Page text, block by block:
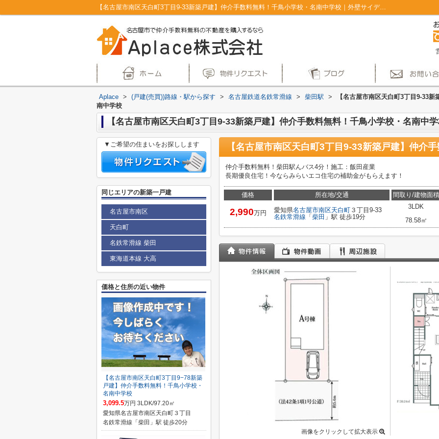
【名古屋市南区天白町3丁目9-33新築戸建】仲介手数料無料！千鳥小学校・名南中学校｜外壁サイディング ディンプルキー 南側道路面す ベタ基礎 ３口以上コンロ｜仲介手数料無料！名古屋市で新築戸建てを探すならAplace
Aplace > (戸建(売買))路線・駅から探す > 名古屋鉄道名鉄常滑線 > 柴田駅 >
【名古屋市南区天白町3丁目9-33
南中学校
【名古屋市南区天白町3丁目9-33新築戸建】仲介手数料無料！千鳥小学校・名南中
仲介手数料無料！柴田駅んバス4分！施工：飯田産業
長期優良住宅！今ならみらいエコ住宅の補助金がもらえます！
価格
2,990万円
所在地/交通
愛知県名古屋市南区天白町 ３丁目9-33
名鉄常滑線 「 柴田 」駅 徒歩19分
間取り/建物面積
3LDK
78.58㎡
画像をクリックして拡大表示
▼ご希望の住まいをお探しします
同じエリアの新築一戸建
名古屋市南区
天白町
名鉄常滑線 柴田
東海道本線 大高
価格と住所の近い物件
【名古屋市南区天白町3丁目9−78新築
戸建】仲介手数料無料！千鳥小学校・
名南中学校
3,099.5万円 3LDK/97.20㎡
愛知県名古屋市南区天白町３丁目
名鉄常滑線「柴田」駅 徒歩20分